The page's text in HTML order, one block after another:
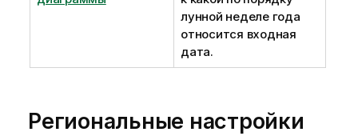
лунной неделе года
относится входная
дата.
Региональные настройки